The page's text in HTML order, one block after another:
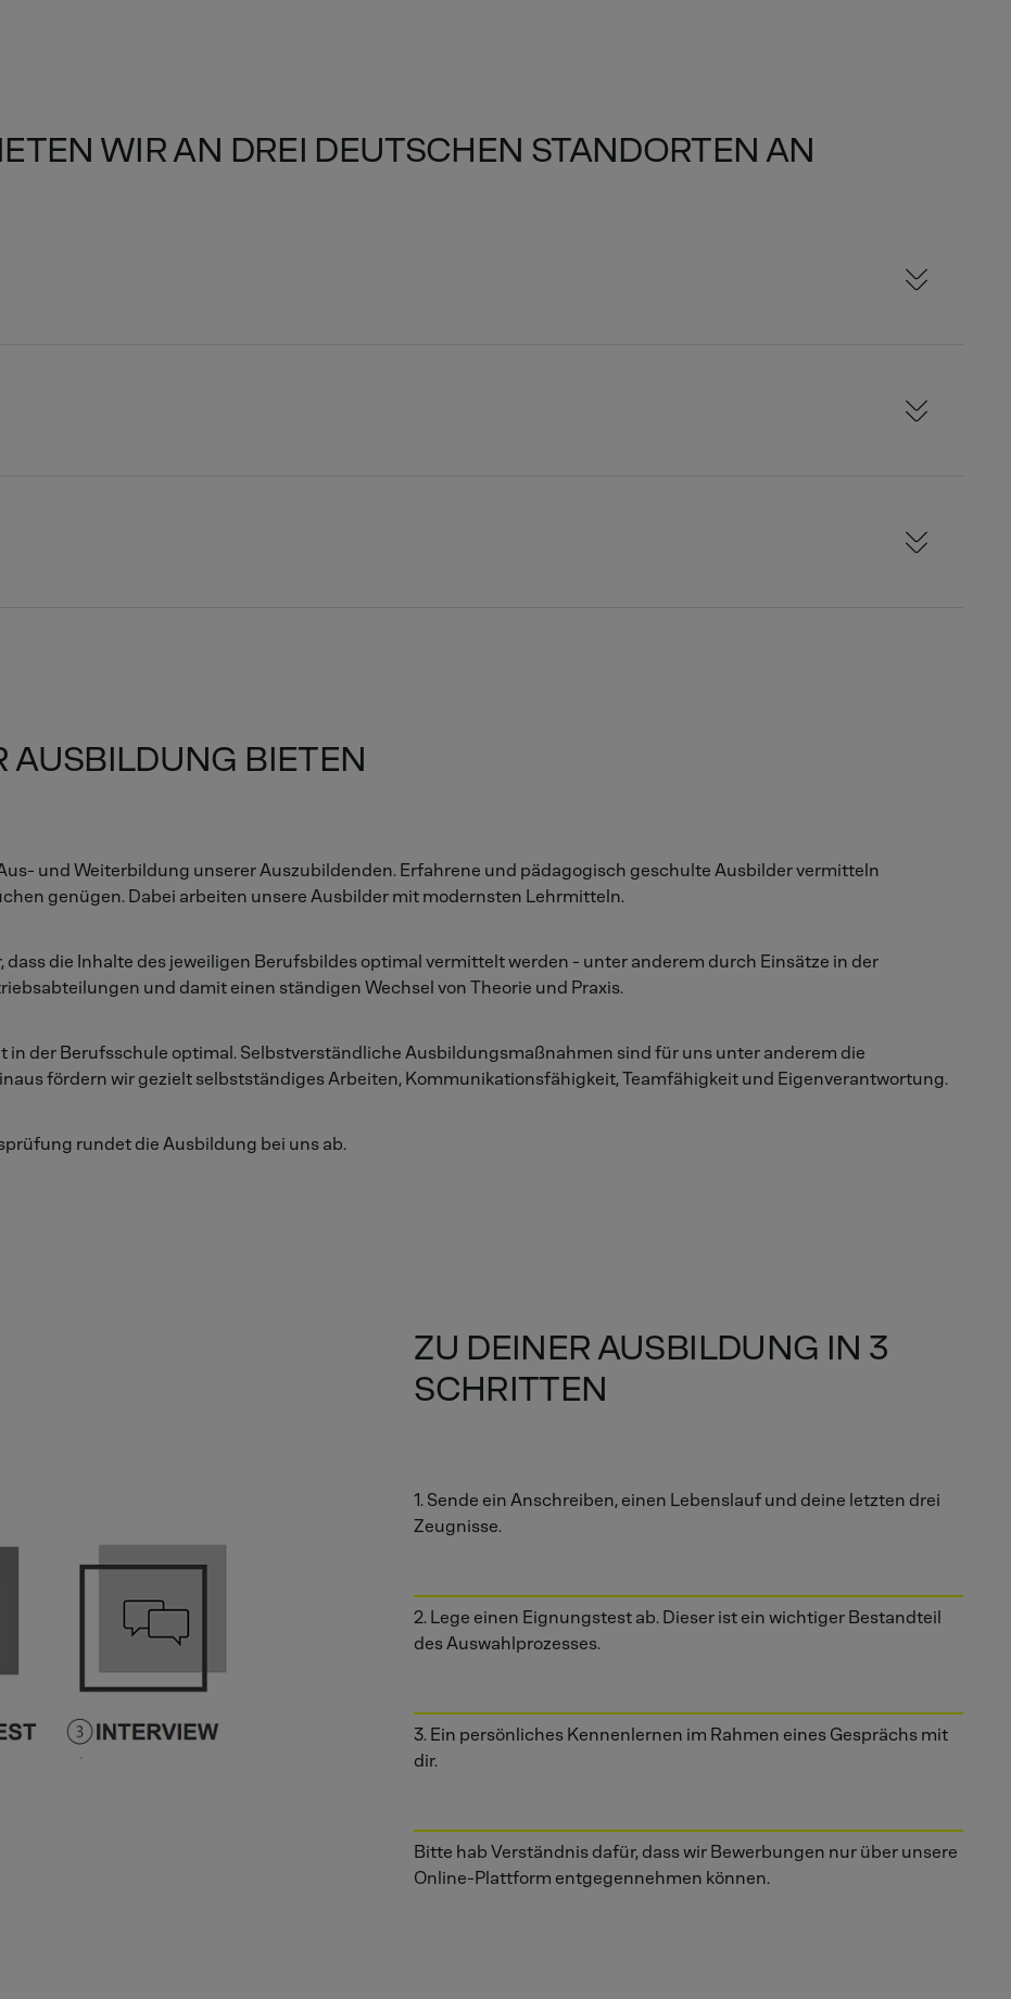
WIR AN DREI DEUTSCHEN STANDORTEN AN
AUSBILDUNG BIETEN
und Weiterbildung unserer Auszubildenden. Erfahrene und pädagogisch geschulte Ausbilder vermitteln
genügen. Dabei arbeiten unsere Ausbilder mit modernsten Lehrmitteln.
die Inhalte des jeweiligen Berufsbildes optimal vermittelt werden - unter anderem durch Einsätze in der
und damit einen ständigen Wechsel von Theorie und Praxis.
der Berufsschule optimal. Selbstverständliche Ausbildungsmaßnahmen sind für uns unter anderem die
fördern wir gezielt selbstständiges Arbeiten, Kommunikationsfähigkeit, Teamfähigkeit und Eigenverantwortung.
rundet die Ausbildung bei uns ab.
ZU DEINER AUSBILDUNG IN 3
SCHRITTEN
1. Sende ein Anschreiben, einen Lebenslauf und deine letzten drei
Zeugnisse.
2. Lege einen Eignungstest ab. Dieser ist ein wichtiger Bestandteil
des Auswahlprozesses.
3. Ein persönliches Kennenlernen im Rahmen eines Gesprächs mit
dir.
Bitte hab Verständnis dafür, dass wir Bewerbungen nur über unsere
Online-Plattform entgegennehmen können.